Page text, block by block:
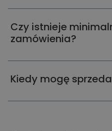
Czy istnieje
zamówienia?
Kiedy mogę